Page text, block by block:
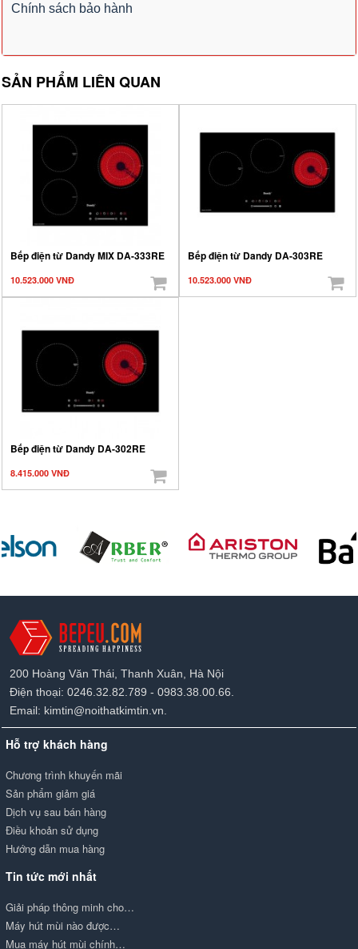
Chính sách bảo hành
SẢN PHẨM LIÊN QUAN
Bếp điện từ Dandy MIX DA-333RE
10.523.000 VNĐ
Bếp điện từ Dandy DA-303RE
10.523.000 VNĐ
Bếp điện từ Dandy DA-302RE
8.415.000 VNĐ
200 Hoàng Văn Thái, Thanh Xuân, Hà Nội
Điện thoại: 0246.32.82.789 - 0983.38.00.66.
Email: kimtin@noithatkimtin.vn.
Hỗ trợ khách hàng
Chương trình khuyến mãi
Sản phẩm giảm giá
Dịch vụ sau bán hàng
Điều khoản sử dụng
Hướng dẫn mua hàng
Tin tức mới nhất
Giải pháp thông minh cho…
Máy hút mùi nào được…
Mua máy hút mùi chính…